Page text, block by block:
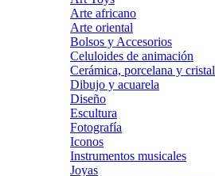
Arte africano
Arte oriental
Bolsos y Accesorios
Celuloides de animación
Cerámica, porcelana y cristal
Dibujo y acuarela
Diseño
Escultura
Fotografía
Iconos
Instrumentos musicales
Joyas